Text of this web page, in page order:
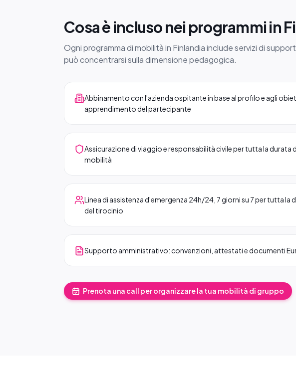
Cosa è incluso nei programmi in
Ogni programma di mobilità in Finlandia include servizi di
può concentrarsi sulla dimensione pedagogica.
Abbinamento con l'azienda ospitante in base al profilo e agli
apprendimento del partecipante
Assicurazione di viaggio e responsabilità civile per tutta la durata
mobilità
Linea di assistenza d'emergenza 24h/24, 7 giorni su 7 per tutta la
del tirocinio
Supporto amministrativo: convenzioni, attestati e documenti
Prenota una call per organizzare la tua mobilità di gruppo